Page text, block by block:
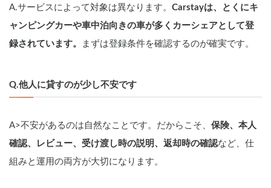
A.サービスによって対象は異なります。 Carstayは、とくにキ
ャンピングカーや車中泊向きの車が多くカーシェアとして登
録されています。
まずは登録条件を確認するのが確実です。
Q.他人に貸すのが少し不安です
A>不安があるのは自然なことです。だからこそ、 保険、本人
確認、レビュー、受け渡し時の説明、返却時の確認など、仕
組みと運用の両方が大切になります。